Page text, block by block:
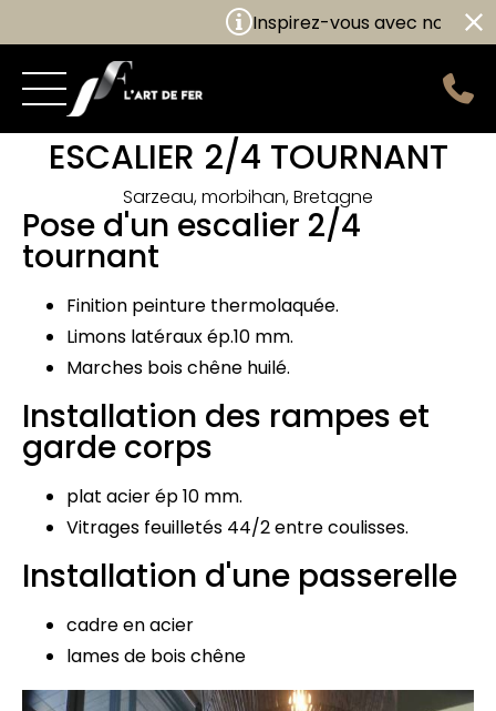
Inspirez-vous avec nos
ESCALIER 2/4 TOURNANT
Sarzeau, morbihan, Bretagne
Pose d'un escalier 2/4
tournant
Finition peinture thermolaquée.
Limons latéraux ép.10 mm.
Marches bois chêne huilé.
Installation des rampes et
garde corps
plat acier ép 10 mm.
Vitrages feuilletés 44/2 entre coulisses.
Installation d'une passerelle
cadre en acier
lames de bois chêne